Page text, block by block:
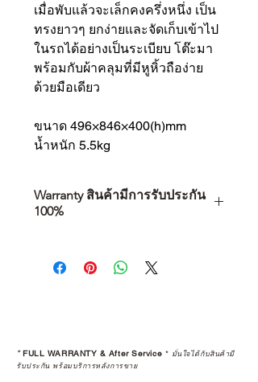
เมื่อพับแล้วจะเล็กคงครึ่งหนึ่ง เป็น
ทรงยาวๆ ยกง่ายและจัดเก็บเข้าไป
ในรถได้อย่างเป็นระเบียบ โต๊ะมา
พร้อมกับผ้าคลุมที่มีหูหิ้วถือง่าย
ด้วยมือเดียว
ขนาด 496×846×400(h)mm
น้ำหนัก 5.5kg
Warranty สินค้ามีการรับประกัน
100%
คุณตัดสินใจซื้อ แต่รวมไปถึง
“ประสบการณ์หลังการใช้งาน” ใน
STUDIO และร้านตัวแทนจำหน่ายที่
ได้รับการแต่งตั้งอย่างเป็นทางการ จะ
*FULL WARRANTY & After Service * มั่นใจได้กับสินค้ามี
รับประกัน พร้อมบริการหลังการขาย